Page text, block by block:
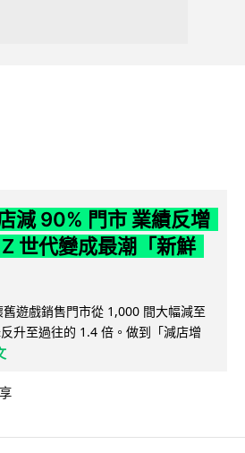
減 90% 門市 業績反增
世代變成最潮「新鮮
遊戲銷售門市從 1,000 間大幅減至
升至過往的 1.4 倍。做到「減店增